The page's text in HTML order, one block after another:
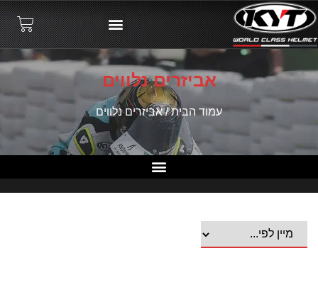
אביזרים נלווים
עמוד הבית/ אביזרים נלווים